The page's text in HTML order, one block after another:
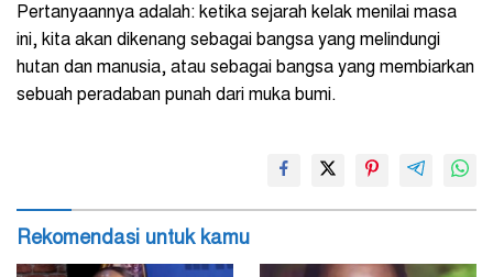
Pertanyaannya adalah: ketika sejarah kelak menilai masa
ini, kita akan dikenang sebagai bangsa yang melindungi
hutan dan manusia, atau sebagai bangsa yang membiarkan
sebuah peradaban punah dari muka bumi.
Rekomendasi untuk kamu